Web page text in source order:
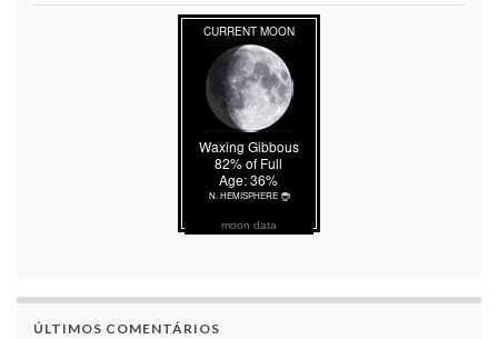
moon data
ÚLTIMOS COMENTÁRIOS